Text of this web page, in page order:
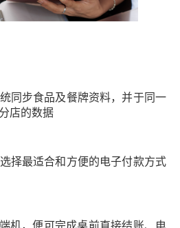
同步食品及餐牌资料，并于同一
店的数据
择最适合和方便的电子付款方式